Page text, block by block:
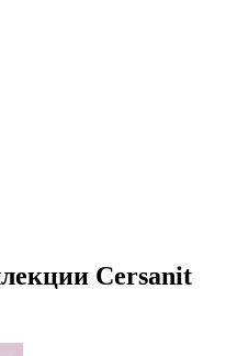
Cersanit